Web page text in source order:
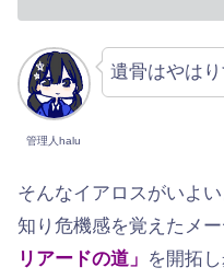
管理人halu
遺骨はやは
そんなイアロスがいよ
知り危機感を覚えたメー
リアードの道」 を開拓